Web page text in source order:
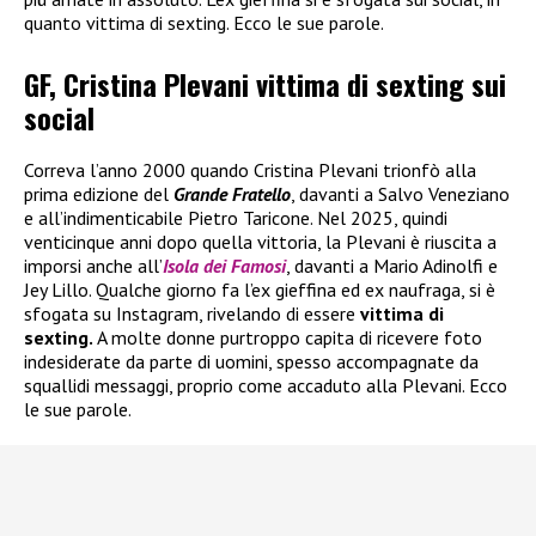
quanto vittima di sexting. Ecco le sue parole.
GF, Cristina Plevani vittima di sexting sui
social
Correva l’anno 2000 quando Cristina Plevani trionfò alla
prima edizione del Grande Fratello , davanti a Salvo Veneziano
e all’indimenticabile Pietro Taricone. Nel 2025, quindi
venticinque anni dopo quella vittoria, la Plevani è riuscita a
imporsi anche all’Isola dei Famosi, davanti a Mario Adinolfi e
Jey Lillo. Qualche giorno fa l’ex gieffina ed ex naufraga, si è
sfogata su Instagram, rivelando di essere vittima di
sexting. A molte donne purtroppo capita di ricevere foto
indesiderate da parte di uomini, spesso accompagnate da
squallidi messaggi, proprio come accaduto alla Plevani. Ecco
le sue parole.